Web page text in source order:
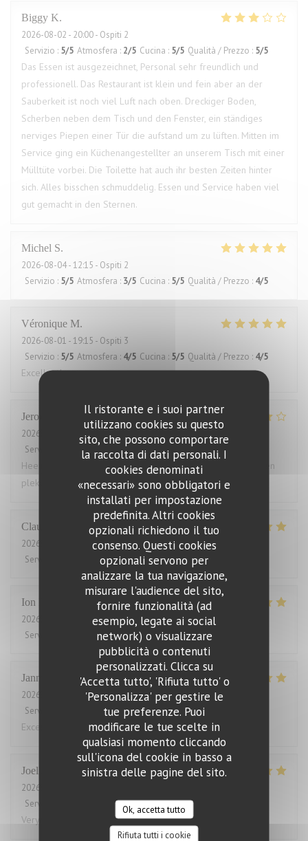
Il ristorante e i suoi partner
utilizzano cookies su questo
sito, che possono comportare
la raccolta di dati personali. I
cookies denominati
«necessari» sono obbligatori e
installati per impostazione
predefinita. Altri cookies
opzionali richiedono il tuo
consenso. Questi cookies
opzionali servono per
analizzare la tua navigazione,
misurare l'audience del sito,
fornire funzionalità (ad
esempio, legate ai social
network) o visualizzare
pubblicità o contenuti
personalizzati. Clicca su
'Accetta tutto', 'Rifiuta tutto' o
'Personalizza' per gestire le
tue preferenze. Puoi
modificare le tue scelte in
qualsiasi momento cliccando
sull'icona del cookie in basso a
sinistra delle pagine del sito.
Ok, accetta tutto
Rifiuta tutti i cookie
Biggy K
2026-08-02 - 20:00 - Ospiti 2
Servizio : 5/5 Atmosfera : 2/5 Cucina : 5/5 Qualità / Prezzo : 5/5
Das Essen ist ausgezeichnet, Personal sehr freundlich und
professionell. Das Restaurant ist klein und fein aber an der
Sauberkeit ist noch viel Luft nach oben. Dreckiger Boden,
Scherben neben dem Tisch und den Fenster, ein ständiges
nerviges Piepen einer Tür die aufstand um zu lüften. Mitten im
Service ging ein Küchenangestellter an unserem Tisch mit einer
Mülltüte vorbei. Die Toilette hat auch ihr besten Zeiten hinter
sich. Alles bisschen schmuddelig. Essen und Service haben viel
gut gemacht in den Sternen.
Michel S
2026-08-04- 12:15 - Ospiti 2
Servizio : 5/5 Atmosfera : 3/5 Cucina : 5/5 Qualità / Prezzo : 4/5
Véronique M
2026-08-01 - 19:15 - Ospiti 3
Servizio : 5/5 Atmosfera : 4/5 Cucina : 5/5 Qualità / Prezzo : 4/5
Excellent!
Jeroen
2026-08-03
- 18:30 - Ospiti 4
Servizio
Atmosfera 4 Cucina : Qualità / Prezzo
Heerlijk gegeten. Grote porties, zelden zo vol gezeten. Geen
plek voor een toetje.
Claude
2026-07-31
- 19:45 - Ospiti 2
Servizio
Atmosfera: 5/5 Cucina:5/5 Qualità / Prezzo
Ion
2026-07-31
- 21:30 - Ospiti 2
Servizio
Atmosfera:5/5 Cucina: 5/5 Qualità / Prezzo
Janne
2026-07-31
- 12:00 - Ospiti 2
Servizio
Atmosfera: 5/5 Cucina:5/5 Qualità / Prezzo
Excellent food and service. Also good for low card diet.
Joelle
2026-07-30
Servizio
Atmosfera:5/5 Cucina:5/5 Qualità / Prezzo
Very good and always great service